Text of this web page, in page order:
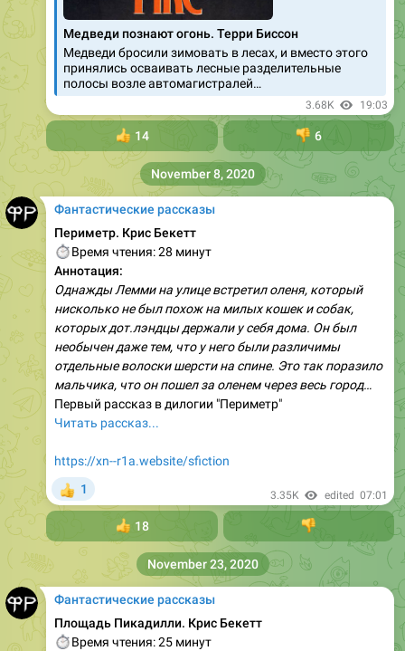
Медведи познают огонь. Терри Биссон
Медведи бросили зимовать в лесах, и вместо этого
принялись осваивать лесные разделительные
полосы возле автомагистралей…
3.68K 19:03
14 👎
6
Фантастические рассказы
Периметр. Крис Бекетт
Время чтения: 28 минут
Аннотация:
Однажды Лемми на улице встретил оленя, который
нисколько не был похож на милых кошек и собак,
которых дот.лэндцы держали у себя дома. Он был
необычен даже тем, что у него были различимы
отдельные волоски шерсти на спине. Это так поразило
мальчика, что он пошел за оленем через весь город…
Первый рассказ в дилогии "Периметр"
Читать рассказ...
https://xn--r1a.website/sfiction
1 3.35K edited 07:01
18 👎
November 8, 2020
Фантастические рассказы
Площадь Пикадилли. Крис Бекетт
Время чтения: 25 минут
November 23, 2020